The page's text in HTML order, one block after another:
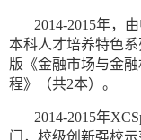
2014-2015年，
本科人才培养特色
版《金融市场与金
程》（共2本）。
2014-2015年
门，校级创新强校